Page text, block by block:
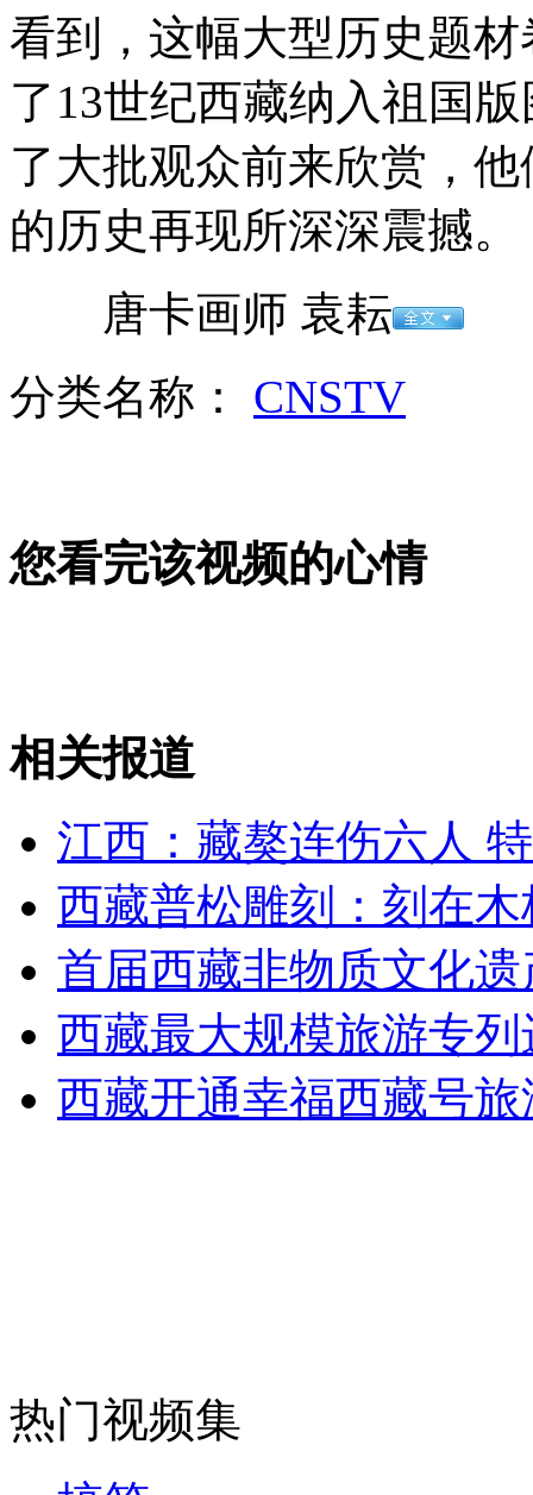
航天员进驻天宫一号 吃睡有讲究
山西运城恶犬咬伤多人 警民合力深夜将其击毙
无痛分娩是否安全 医生回应
安徽一实载49人客车翻车
走！跟着总书记去植树
消防员救轻生者 花炮节热闹非凡 减压"枕头大战"
看到，这幅大型历史题
了13世纪西藏纳入祖国
了大批观众前来欣赏，
的历史再现所深深震撼。
唐卡画师 袁耘
分类名称： CNSTV
您看完该视频的心情
相关报道
江西：藏獒连伤六人
西藏普松雕刻：刻在
首届西藏非物质文化
西藏最大规模旅游专列
西藏开通幸福西藏号
热门视频集